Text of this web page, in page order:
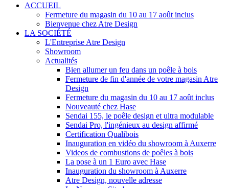
ACCUEIL
Fermeture du magasin du 10 au 17 août inclus
Bienvenue chez Atre Design
LA SOCIÉTÉ
L'Entreprise Atre Design
Showroom
Actualités
Bien allumer un feu dans un poêle à bois
Fermeture de fin d'année de votre magasin Atre
Design
Fermeture du magasin du 10 au 17 août inclus
Nouveauté chez Hase
Sendai 155, le poêle design et ultra modulable
Sendai Pro, l'ingénieux au design affirmé
Certification Qualibois
Inauguration en vidéo du showroom à Auxerre
Videos de combustions de poêles à bois
La pose à un 1 Euro avec Hase
Inauguration du showroom à Auxerre
Atre Design, nouvelle adresse